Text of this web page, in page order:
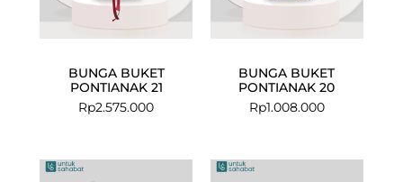
BUNGA BUKET
PONTIANAK 21
Rp2.575.000
BUNGA BUKET
PONTIANAK 20
Rp1.008.000